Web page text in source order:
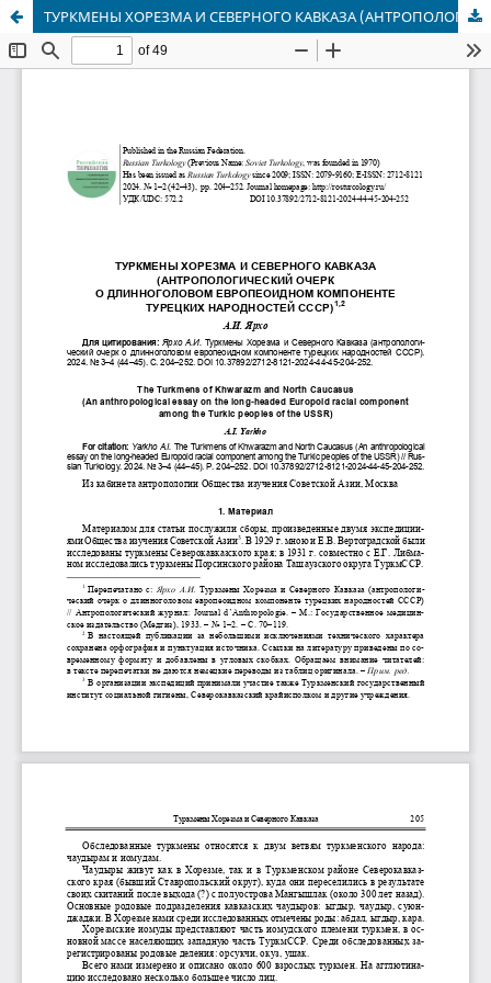
ТУРКМЕНЫ ХОРЕЗМА И СЕВЕРНОГО КАВКАЗА (АНТРОПОЛОГИЧЕСКИЙ ОЧЕРК О ДЛИННОГОЛОВОМ ЕВРОПЕОИДНОМ КОМПОНЕНТЕ ТУРЕЦКИХ НАРОДНОСТЕЙ СССР)